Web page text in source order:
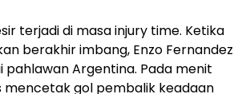
terjadi di masa injury time. Ketika
berakhir imbang, Enzo Fernandez
pahlawan Argentina. Pada menit
mencetak gol pembalik keadaan